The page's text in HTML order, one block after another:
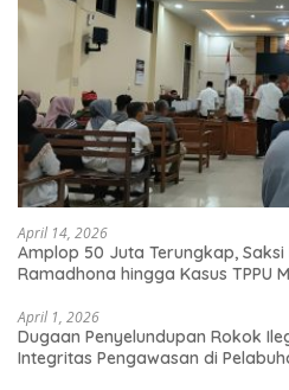
April 14, 2026
Amplop 50 Juta Terungkap,
Ramadhona hingga Kasus TPPU
April 1, 2026
Dugaan Penyelundupan Rokok
Integritas Pengawasan di